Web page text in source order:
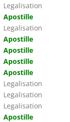
Legalisation
Apostille
Legalisation
Apostille
Apostille
Apostille
Apostille
Legalisation
Legalisation
Legalisation
Apostille